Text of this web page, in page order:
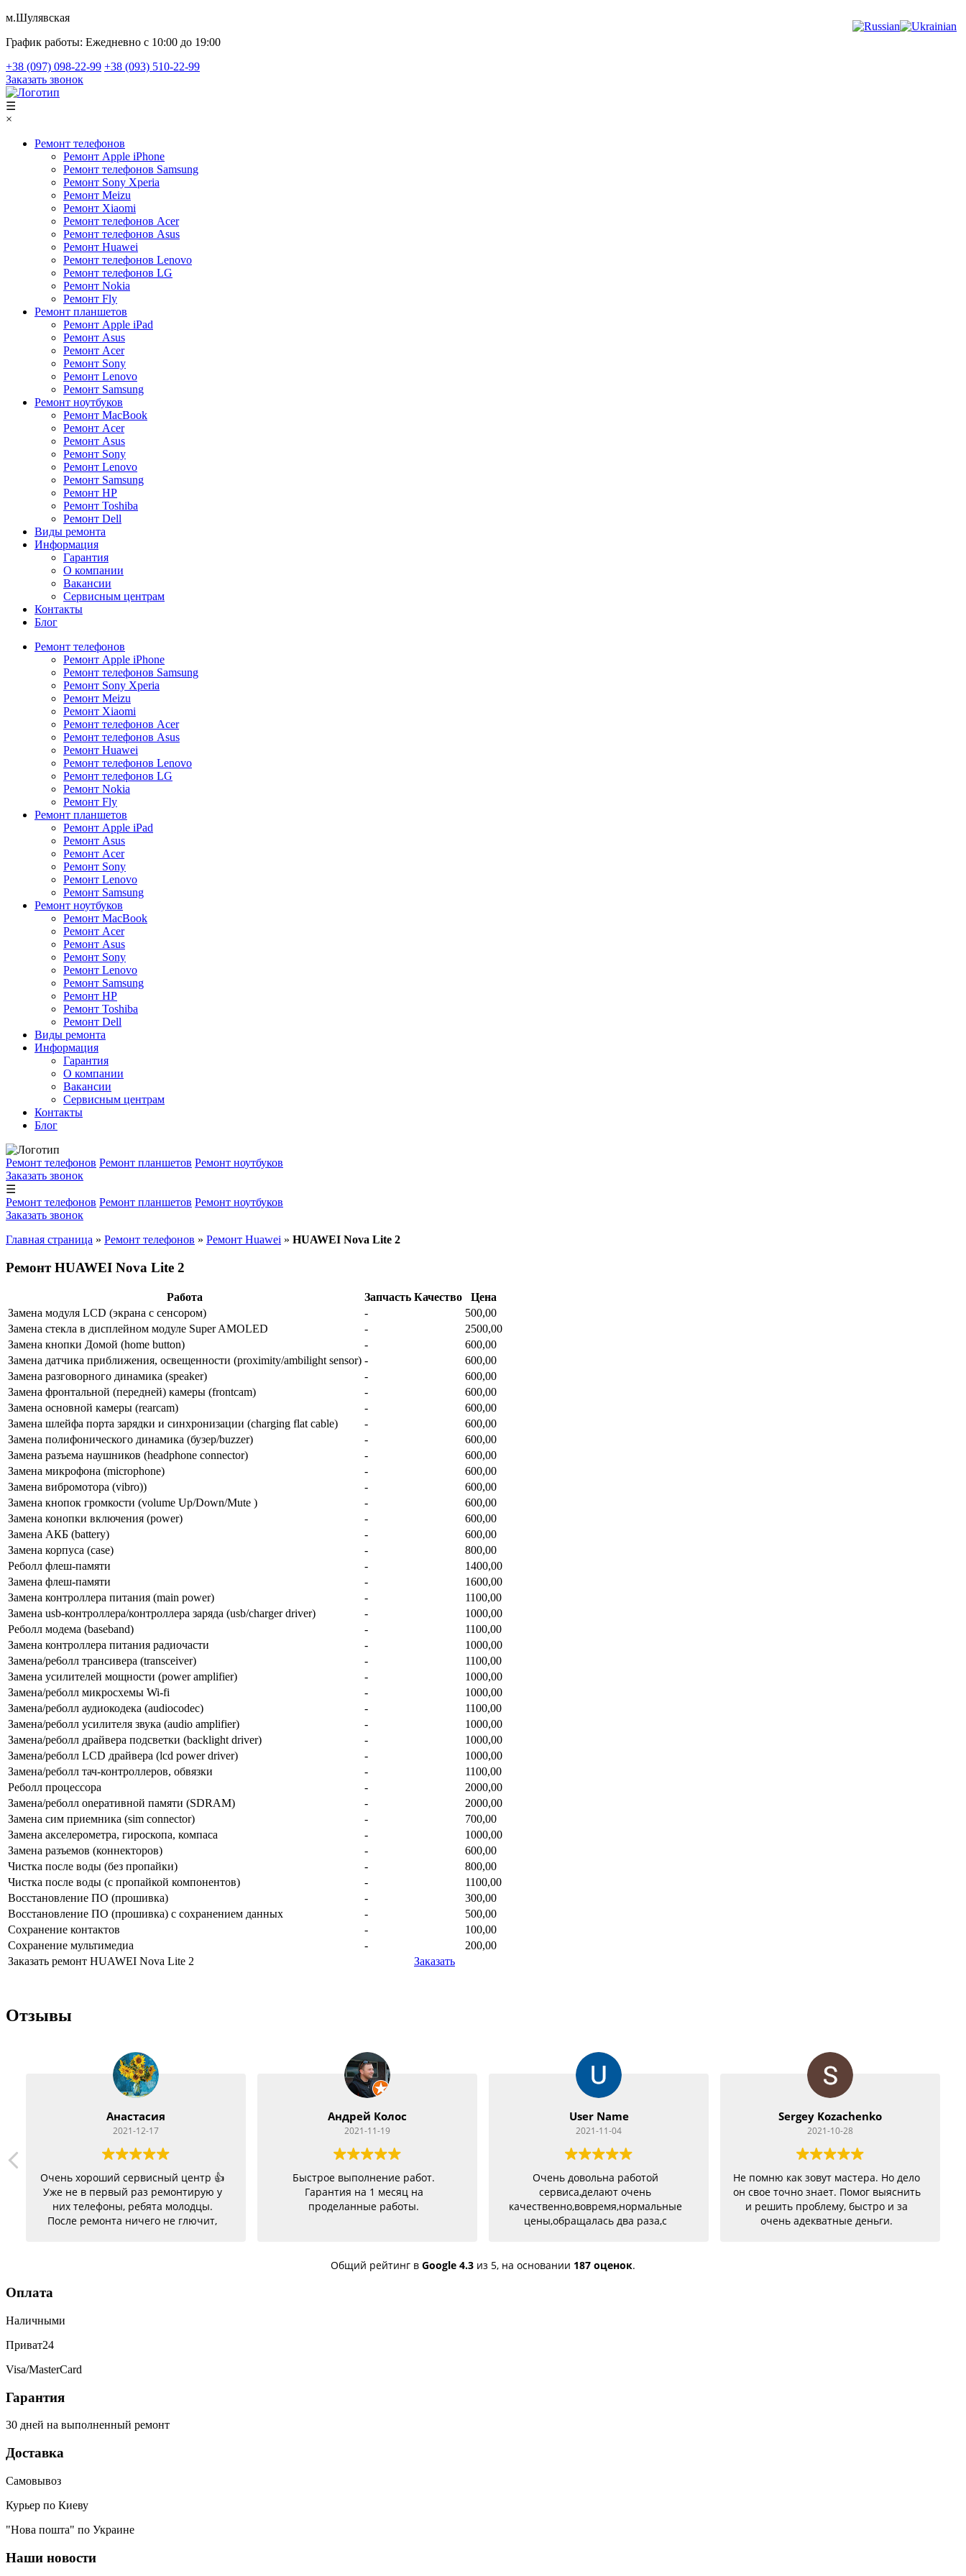
м.Шулявская
График работы: Ежедневно с 10:00 до 19:00
+38 (097) 098-22-99 +38 (093) 510-22-99
Заказать звонок
☰
×
Ремонт телефонов
Ремонт Apple iPhone
Ремонт телефонов Samsung
Ремонт Sony Xperia
Ремонт Meizu
Ремонт Xiaomi
Ремонт телефонов Acer
Ремонт телефонов Asus
Ремонт Huawei
Ремонт телефонов Lenovo
Ремонт телефонов LG
Ремонт Nokia
Ремонт Fly
Ремонт планшетов
Ремонт Apple iPad
Ремонт Asus
Ремонт Acer
Ремонт Sony
Ремонт Lenovo
Ремонт Samsung
Ремонт ноутбуков
Ремонт MacBook
Ремонт Acer
Ремонт Asus
Ремонт Sony
Ремонт Lenovo
Ремонт Samsung
Ремонт HP
Ремонт Toshiba
Ремонт Dell
Виды ремонта
Информация
Гарантия
О компании
Вакансии
Сервисным центрам
Контакты
Блог
Ремонт телефонов
Ремонт Apple iPhone
Ремонт телефонов Samsung
Ремонт Sony Xperia
Ремонт Meizu
Ремонт Xiaomi
Ремонт телефонов Acer
Ремонт телефонов Asus
Ремонт Huawei
Ремонт телефонов Lenovo
Ремонт телефонов LG
Ремонт Nokia
Ремонт Fly
Ремонт планшетов
Ремонт Apple iPad
Ремонт Asus
Ремонт Acer
Ремонт Sony
Ремонт Lenovo
Ремонт Samsung
Ремонт ноутбуков
Ремонт MacBook
Ремонт Acer
Ремонт Asus
Ремонт Sony
Ремонт Lenovo
Ремонт Samsung
Ремонт HP
Ремонт Toshiba
Ремонт Dell
Виды ремонта
Информация
Гарантия
О компании
Вакансии
Сервисным центрам
Контакты
Блог
Ремонт телефонов Ремонт планшетов Ремонт ноутбуков
Заказать звонок
☰
Ремонт телефонов Ремонт планшетов Ремонт ноутбуков
Заказать звонок
Главная страница » Ремонт телефонов » Ремонт Huawei » HUAWEI Nova Lite 2
Ремонт HUAWEI Nova Lite 2
Работа Запчасть Качество
Цена
Замена модуля LCD (экрана с сенсором)
-
500,00
Замена стекла в дисплейном модуле Super AMOLED
-
2500,00
Замена кнопки Домой (home button)
-
600,00
Замена датчика приближения, освещенности (proximity/ambilight sensor) -
600,00
Замена разговорного динамика (speaker)
-
600,00
Замена фронтальной (передней) камеры (frontcam)
-
600,00
Замена основной камеры (rearcam)
-
600,00
Замена шлейфа порта зарядки и синхронизации (charging flat cable)
-
600,00
Замена полифонического динамика (бузер/buzzer)
-
600,00
Замена разъема наушников (headphone connector)
-
600,00
Замена микрофона (microphone)
-
600,00
Замена вибромотора (vibro))
-
600,00
Замена кнопок громкости (volume Up/Down/Mute )
-
600,00
Замена конопки включения (power)
-
600,00
Замена АКБ (battery)
-
600,00
Замена корпуса (сase)
-
800,00
Реболл флеш-памяти
-
1400,00
Замена флеш-памяти
-
1600,00
Замена контроллера питания (main power)
-
1100,00
Замена usb-контроллерa/контроллера заряда (usb/charger driver)
-
1000,00
Реболл модема (baseband)
-
1100,00
Замена контроллера питания радиочасти
-
1000,00
Замена/ре6олл трансивера (transceiver)
-
1100,00
Замена усилителей мощности (power amplifier)
-
1000,00
Замена/реболл микросхемы Wi-fi
-
1000,00
Замена/реболл аудиокодека (audiocodec)
-
1100,00
Замена/реболл усилителя звука (audio amplifier)
-
1000,00
Замена/реболл драйвера подсветки (backlight driver)
-
1000,00
Замена/реболл LCD драйвера (lcd power driver)
-
1000,00
Замена/реболл тач-контроллеров, обвязки
-
1100,00
Реболл процессора
-
2000,00
Замена/реболл onepaтивной памяти (SDRAM)
-
2000,00
Замена сим приемника (sim connector)
-
700,00
Замена акселерометра, гироскопа, компаса
-
1000,00
Замена разъемов (коннекторов)
-
600,00
Чистка после воды (без пропайки)
-
800,00
Чистка после воды (с пропайкой компонентов)
-
1100,00
Восстановление ПО (прошивка)
-
300,00
Восстановление ПО (прошивка) с сохранением данных
-
500,00
Сохранение контактов
-
100,00
Сохранение мультимедиа
-
200,00
Заказать ремонт HUAWEI Nova Lite 2
Заказать
Отзывы
Анастасия
2021-12-17
Очень хороший сервисный центр 👍
Уже не в первый раз ремонтирую у
них телефоны, ребята молодцы.
После ремонта ничего не глючит,
исправили, заряд пошёл. Спасибо
Андрей Колос
2021-11-19
Быстрое выполнение работ.
Гарантия на 1 месяц на
проделанные работы.
User Name
2021-11-04
Очень довольна работой
сервиса,делают очень
качественно,вовремя,нормальные
цены,обращалась два раза,с
устранены,советую!
Sergey Kozachenko
2021-10-28
Не помню как зовут мастера. Но дело
он свое точно знает. Помог выяснить
и решить проблему, быстро и за
очень адекватные деньги.
Общий рейтинг в Google 4.3 из 5, на основании 187 оценок.
Оплата
Наличными
Приват24
Visa/MasterCard
Гарантия
30 дней на выполненный ремонт
Доставка
Самовывоз
Курьер по Киеву
"Нова пошта" по Украине
Наши новости